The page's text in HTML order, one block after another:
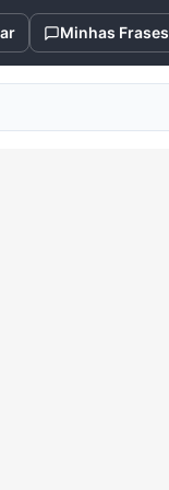
Minhas Frases